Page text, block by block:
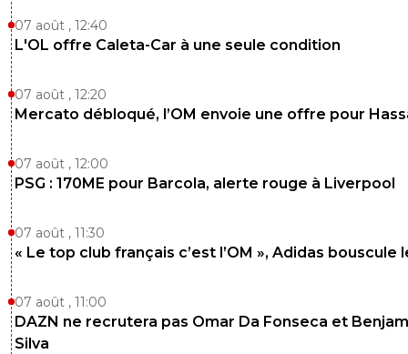
07 août , 12:40
L'OL offre Caleta-Car à une seule condition
07 août , 12:20
Mercato débloqué, l’OM envoie une offre pour
07 août , 12:00
PSG : 170ME pour Barcola, alerte rouge à Liverpool
07 août , 11:30
« Le top club français c’est l’OM », Adidas bouscule
07 août , 11:00
DAZN ne recrutera pas Omar Da Fonseca et
Silva